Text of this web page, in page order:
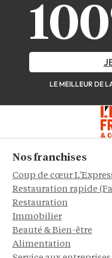
LE MEILLEUR DE
Nos franchises
Coup de cœur
Restauration rapide
Restauration
Immobilier
Beauté & Bien-être
Alimentation